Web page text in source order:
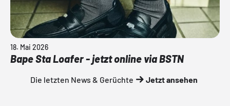
18. Mai 2026
Bape Sta Loafer - jetzt online via BSTN
Die letzten News & Gerüchte Jetzt ansehen